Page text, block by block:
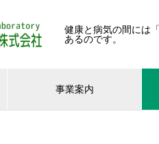
健康と病気の間には
あるのです。
事業案内